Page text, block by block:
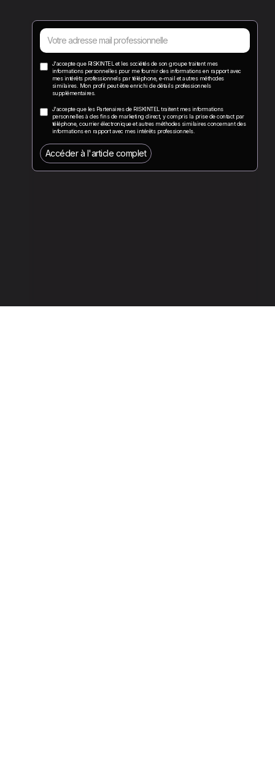
J'accepte que RISKINTEL et les sociétés de son groupe traitent mes
informations personnelles pour me fournir des informations en rapport avec
mes intérêts professionnels par téléphone, e-mail et autres méthodes
similaires. Mon profil peut être enrichi de détails professionnels
supplémentaires.
J'accepte que les Partenaires de RISKINTEL traitent mes informations
personnelles à des fins de marketing direct, y compris la prise de contact par
téléphone, courrier électronique et autres méthodes similaires concernant des
informations en rapport avec mes intérêts professionnels.